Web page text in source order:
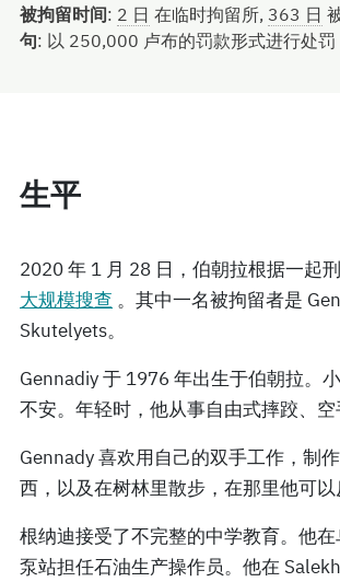
被拘留时间: 2 日 在临时拘留所, 363 日
句: 以 250,000 卢布的罚款形式进行处罚
生平
2020 年 1 月 28 日，伯朝拉根据一起
大规模搜查 。其中一名被拘留者是
Skutelyets。
Gennadiy 于 1976 年出生于伯朝拉。
不安。年轻时，他从事自由式摔跤、空
Gennady 喜欢用自己的双手工作，制
西，以及在树林里散步，在那里他可以
根纳迪接受了不完整的中学教育。他
泵站担任石油生产操作员。他在